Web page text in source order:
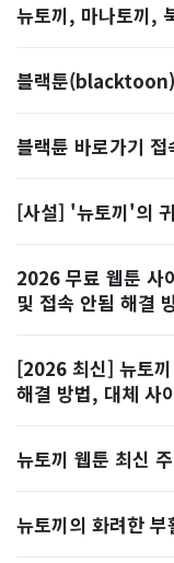
뉴토끼, 마나토끼,
블랙툰(blacktoon)
블랙튠 바로가기 접
[사설] '뉴토끼'의
2026 무료 웹툰 사
및 접속 안됨 해결
[2026 최신] 뉴토
해결 방법, 대체 사
뉴토끼 웹툰 최신
뉴토끼의 화려한